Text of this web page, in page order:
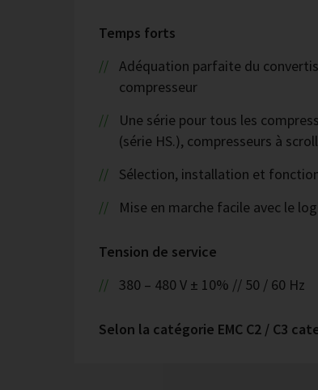
Temps forts
Adéquation parfaite du
compresseur
Une série pour tous les
(série HS.), compresseurs à
Sélection, installation et
Mise en marche facile avec le
Tension de service
380 – 480 V ± 10% // 50 / 60 Hz
Selon la catégorie EMC C2 / C3